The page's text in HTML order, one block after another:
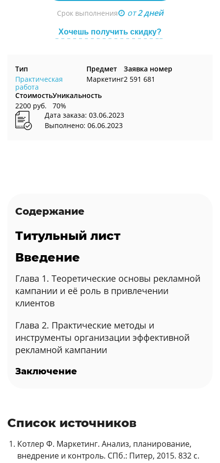
Срок выполнения от2 дней
Хочешь получить скидку?
Тип
Практическая
работа
Предмет
Маркетинг
Заявка номер
2 591 681
Стоимость
2200 руб.
Уникальность
70%
Дата заказа: 03.06.2023
Выполнено: 06.06.2023
Содержание
Титульный лист
Введение
Глава 1. Теоретические основы рекламной
кампании и её роль в привлечении
клиентов
Глава 2. Практические методы и
инструменты организации эффективной
рекламной кампании
Заключение
Список источников
Котлер Ф. Маркетинг. Анализ, планирование,
внедрение и контроль. СПб.: Питер, 2015. 832 с.